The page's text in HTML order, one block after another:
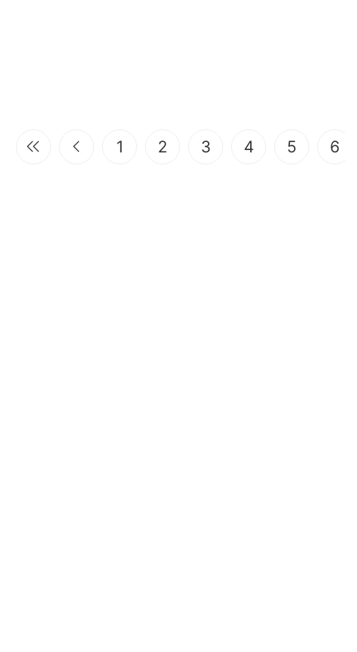
1 2 3 4 5 6